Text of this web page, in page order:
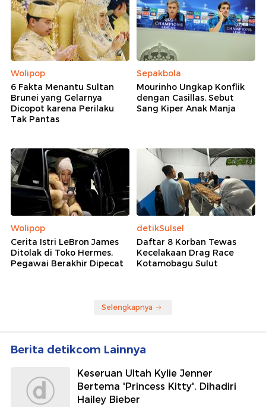
Wolipop
6 Fakta Menantu Sultan
Brunei yang Gelarnya
Dicopot karena Perilaku
Tak Pantas
Sepakbola
Mourinho Ungkap Konflik
dengan Casillas, Sebut
Sang Kiper Anak Manja
Wolipop
Cerita Istri LeBron James
Ditolak di Toko Hermes,
Pegawai Berakhir Dipecat
detikSulsel
Daftar 8 Korban Tewas
Kecelakaan Drag Race
Kotamobagu Sulut
Selengkapnya
Berita detikcom Lainnya
Keseruan Ultah Kylie Jenner
Bertema 'Princess Kitty', Dihadiri
Hailey Bieber